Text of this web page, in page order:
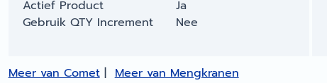
Actief Product
Ja
Gebruik QTY Increment
Nee
Meer van Comet|Meer van Mengkranen